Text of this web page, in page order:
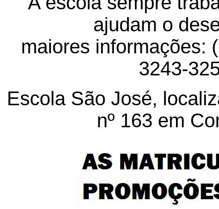
ajudam o
maiores informações:
3243-
Escola São José,
nº 163 em